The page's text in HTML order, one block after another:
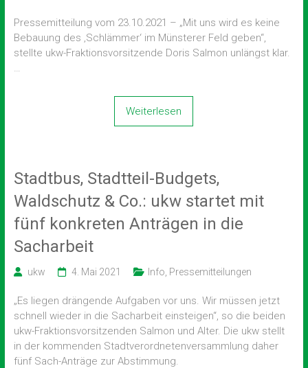
Pressemitteilung vom 23.10.2021 – „Mit uns wird es keine
Bebauung des ‚Schlämmer‘ im Münsterer Feld geben“,
stellte ukw-Fraktionsvorsitzende Doris Salmon unlängst klar.
…
Weiterlesen
Stadtbus, Stadtteil-Budgets,
Waldschutz & Co.: ukw startet mit
fünf konkreten Anträgen in die
Sacharbeit
ukw 4. Mai 2021 Info Pressemitteilungen
„Es liegen drängende Aufgaben vor uns. Wir müssen jetzt
schnell wieder in die Sacharbeit einsteigen“, so die beiden
ukw-Fraktionsvorsitzenden Salmon und Alter. Die ukw stellt
in der kommenden Stadtverordnetenversammlung daher
fünf Sach-Anträge zur Abstimmung.